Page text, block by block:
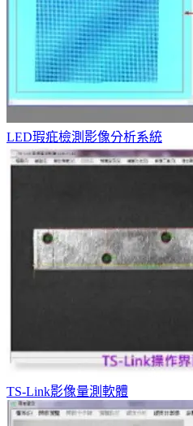
LED瑕疪檢測影像分析系統
TS-Link影像量測軟體